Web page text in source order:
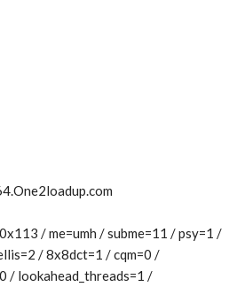
/ me=umh / subme=11 / psy=1 /
/ 8x8dct=1 / cqm=0 /
/ lookahead_threads=1 /